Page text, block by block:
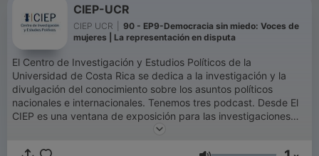
CIEP-UCR
CIEP UCR
90 - EP9-Democracia sin miedo: Voces de
mujeres | La representación en disputa
El Centro de Investigación y Estudios Políticos de la
Universidad de Costa Rica se dedica a la investigación y la
divulgación del conocimiento sobre los asuntos políticos
nacionales e internacionales. Tenemos tres podcast. Desde El
CIEP es una ventana de exposición para las investigaciones
que se generan desde nuestra unidad. Fuera De La Caja es un